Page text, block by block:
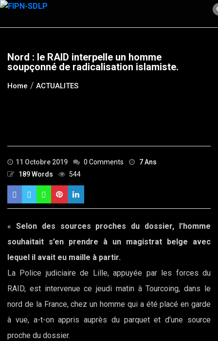
Skip
content
Nord : le RAID interpelle un homme
soupçonné de radicalisation islamiste.
Home ACTUALITES
11 Octobre 2019 0 Comments
7 Ans
189 Words
544
« Selon des sources proches du dossier, l’homme
souhaitait s’en prendre à un magistrat belge avec
lequel il avait eu maille à partir.
La Police judiciaire de Lille, appuyée par les forces du
RAID, est intervenue ce jeudi matin à Tourcoing, dans le
nord de la France, chez un homme qui a été placé en garde
à vue, a-t-on appris auprès du parquet et d’une source
proche du dossier.